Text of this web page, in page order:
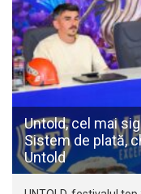
Untold, cel mai
Sistem de plată,
Untold